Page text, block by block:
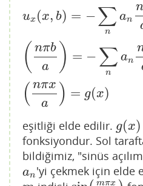
ux (x, b) = −∑
n
an
( nπb
a
) = − ∑
n
an
( nπx
a
) = g(x)
u x,b =− ∑n nπasin n
eşitliği elde edilir. g(x)
g(x)
fonksiyondur. Sol
bildiğimiz, "sinüs
an
an'yi çekmek için elde
mπx